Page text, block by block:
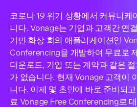
코로나 19 위기 상황에서 커뮤니케
니다. Vonage는 기업과 고객간 연
기반 화상 회의 애플리케이션인
Conferencing을 개발하여 무료로
다운로드, 가입 또는 계약과 같은
가 없습니다. 현재 Vonage 고객이
니다. 이제 몇 초만에 바로 준비되
료 Vonage Free Conferencing로